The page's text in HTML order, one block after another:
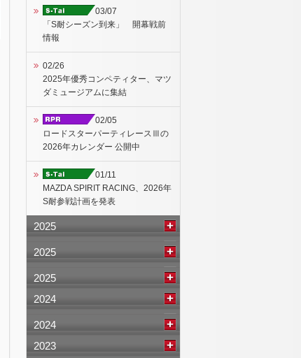
03/07
「S耐シーズン到来」 開幕戦前
情報
02/26
2025年優秀コンペティター、マツ
ダミュージアムに集結
02/05
ロードスターパーティレースⅢの
2026年カレンダー 公開中
01/11
MAZDA SPIRIT RACING、2026年
S耐参戦計画を発表
2025
2025
2025
2024
2024
2023